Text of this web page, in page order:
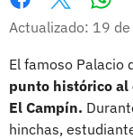
Facebook
X
Actualizado: 19
El famoso Palacio
punto histórico al
El Campín.
hinchas,